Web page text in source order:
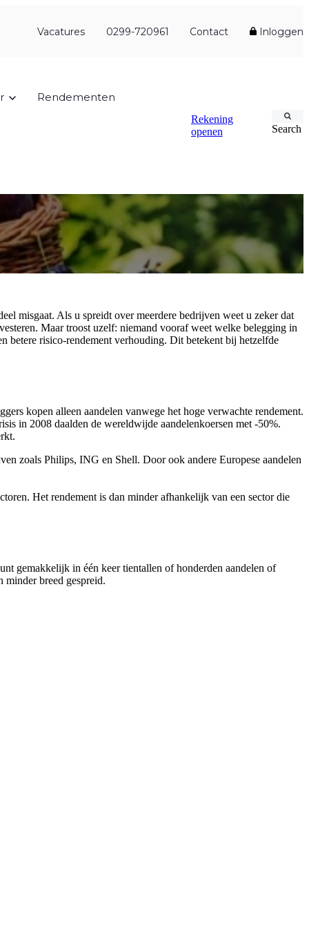
Vacatures 0299-720961 Contact Inloggen
Rendementen
Rekening
openen
Search
misgaat. Als u spreidt over meerdere bedrijven weet u zeker dat
Maar troost uzelf: niemand vooraf weet welke belegging in
betere risico-rendement verhouding. Dit betekent bij hetzelfde
kopen alleen aandelen vanwege het hoge verwachte rendement.
in 2008 daalden de wereldwijde aandelenkoersen met -50%.
zoals Philips, ING en Shell. Door ook andere Europese aandelen
Het rendement is dan minder afhankelijk van een sector die
gemakkelijk in één keer tientallen of honderden aandelen of
minder breed gespreid.